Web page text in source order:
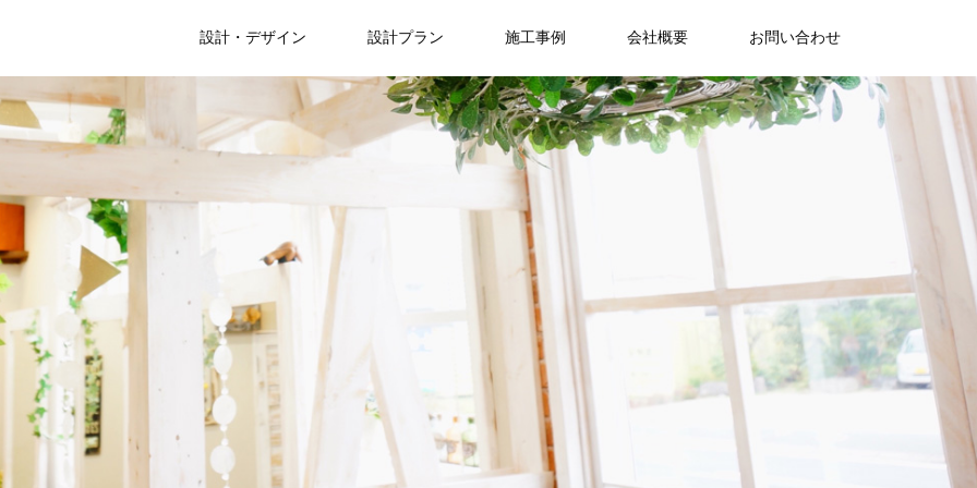
設計・デザイン 設計プラン 施工事例 会社概要 お問い合わせ